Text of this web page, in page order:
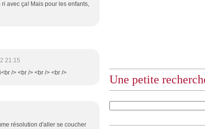
avec ça! Mais pour les enfants,
21:15
/> <br /> <br /> <br />
résolution d'aller se coucher
Une petite